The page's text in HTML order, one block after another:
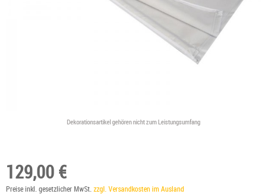
Dekorationsartikel gehören nicht zum Leistungsumfang
129,00 €
Preise inkl. gesetzlicher MwSt. zzgl. Versandkosten im Ausland